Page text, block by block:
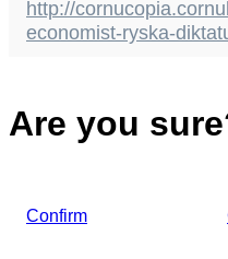
http://
economist-ryska-
Are you
Confirm